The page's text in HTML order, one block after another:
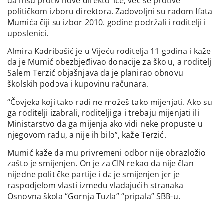
političkom izboru direktora. Zadovoljni su radom Ifata
Mumića čiji su izbor 2010. godine podržali i roditelji i
uposlenici.
Almira Kadribašić je u Vijeću roditelja 11 godina i kaže
da je Mumić obezbjeđivao donacije za školu, a roditelj
Salem Terzić objašnjava da je planirao obnovu
školskih podova i kupovinu računara.
“Čovjeka koji tako radi ne možeš tako mijenjati. Ako su
ga roditelji izabrali, roditelji ga i trebaju mijenjati ili
Ministarstvo da ga mijenja ako vidi neke propuste u
njegovom radu, a nije ih bilo”, kaže Terzić.
Mumić kaže da mu privremeni odbor nije obrazložio
zašto je smijenjen. On je za CIN rekao da nije član
nijedne političke partije i da je smijenjen jer je
raspodjelom vlasti između vladajućih stranaka
Osnovna škola “Gornja Tuzla” “pripala” SBB-u.